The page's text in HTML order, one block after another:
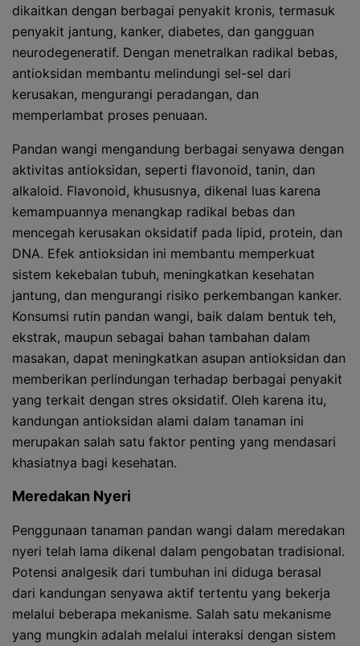
dikaitkan dengan berbagai penyakit kronis, termasuk
penyakit jantung, kanker, diabetes, dan gangguan
neurodegeneratif. Dengan menetralkan radikal bebas,
antioksidan membantu melindungi sel-sel dari
kerusakan, mengurangi peradangan, dan
memperlambat proses penuaan.
Pandan wangi mengandung berbagai senyawa dengan
aktivitas antioksidan, seperti flavonoid, tanin, dan
alkaloid. Flavonoid, khususnya, dikenal luas karena
kemampuannya menangkap radikal bebas dan
mencegah kerusakan oksidatif pada lipid, protein, dan
DNA. Efek antioksidan ini membantu memperkuat
sistem kekebalan tubuh, meningkatkan kesehatan
jantung, dan mengurangi risiko perkembangan kanker.
Konsumsi rutin pandan wangi, baik dalam bentuk teh,
ekstrak, maupun sebagai bahan tambahan dalam
masakan, dapat meningkatkan asupan antioksidan dan
memberikan perlindungan terhadap berbagai penyakit
yang terkait dengan stres oksidatif. Oleh karena itu,
kandungan antioksidan alami dalam tanaman ini
merupakan salah satu faktor penting yang mendasari
khasiatnya bagi kesehatan.
Meredakan Nyeri
Penggunaan tanaman pandan wangi dalam meredakan
nyeri telah lama dikenal dalam pengobatan tradisional.
Potensi analgesik dari tumbuhan ini diduga berasal
dari kandungan senyawa aktif tertentu yang bekerja
melalui beberapa mekanisme. Salah satu mekanisme
yang mungkin adalah melalui interaksi dengan sistem